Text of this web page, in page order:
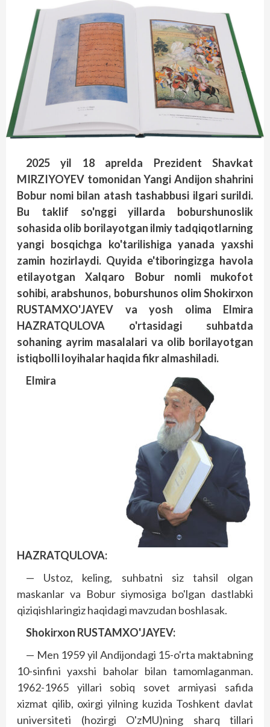
2025 yil 18 aprelda Prezident Shavkat
MIRZIYOYEV tomonidan Yangi Andijon shahrini
Bobur nomi bilan atash tashabbusi ilgari surildi.
Bu taklif so'nggi yillarda boburshunoslik
sohasida olib borilayotgan ilmiy tadqiqotlarning
yangi bosqichga ko'tarilishiga yanada yaxshi
zamin hozirlaydi. Quyida e'tiboringizga havola
etilayotgan Xalqaro Bobur nomli mukofot
sohibi, arabshunos, boburshunos olim Shokirxon
RUSTAMXO'JAYEV va yosh olima Elmira
HAZRATQULOVA o'rtasidagi suhbatda
sohaning ayrim masalalari va olib borilayotgan
istiqbolli loyihalar haqida fikr almashiladi.
Elmira
HAZRATQULOVA:
— Ustoz, keling, suhbatni siz tahsil olgan
maskanlar va Bobur siymosiga bo'lgan dastlabki
qiziqishlaringiz haqidagi mavzudan boshlasak.
Shokirxon RUSTAMXO'JAYEV:
— Men 1959 yil Andijondagi 15-o'rta maktabning
10-sinfini yaxshi baholar bilan tamomlaganman.
1962-1965 yillari sobiq sovet armiyasi safida
xizmat qilib, oxirgi yilning kuzida Toshkent davlat
universiteti (hozirgi O'zMU)ning sharq tillari